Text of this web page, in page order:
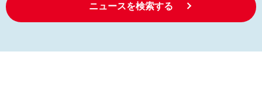
ニュースを検索する